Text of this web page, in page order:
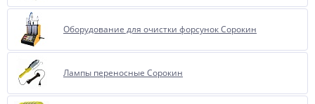
Оборудование для очистки форсунок Сорокин
Лампы переносные Сорокин